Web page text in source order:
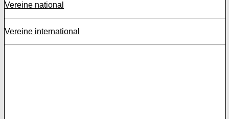
Vereine national
Vereine international